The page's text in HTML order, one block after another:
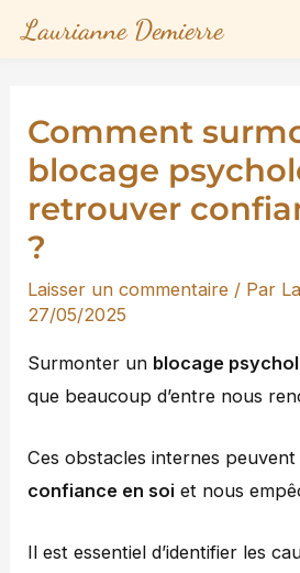
AllerLaurianne Demierre
Comment
blocage
retrouver
?
Laisser un commentaire / Par
27/05/2025
Surmonter un blocage
que beaucoup d’entre nous
Ces obstacles internes
confiance en soi et nous
Il est essentiel d’identifier les